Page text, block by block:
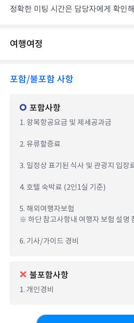
정확한 미팅 시간은 담당자에게 확인
여행여정
포함/불포함 사항
포함사항
1. 왕복항공요금 및 제세공과금
2. 유류할증료
3. 일정상 표기된 식사 및 관광지 입장
4. 호텔 숙박료 (2인1실 기준)
5. 해외여행자보험
※ 하단 참고사항내 여행자 보험 설명
6. 기사/가이드 경비
불포함사항
1. 개인경비